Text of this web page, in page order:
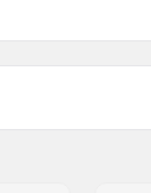
avec Ethic